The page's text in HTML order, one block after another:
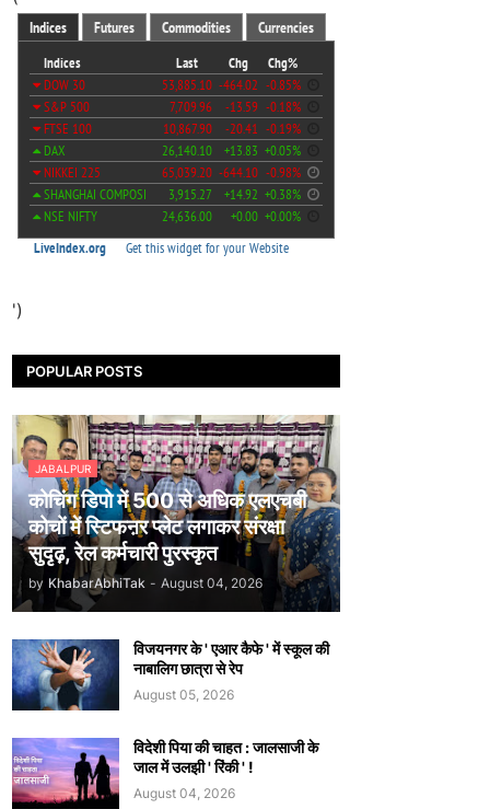
')
POPULAR POSTS
JABALPUR
कोचिंग डिपो में 500 से अधिक एलएचबी
कोचों में स्टिफऩर प्लेट लगाकर संरक्षा
सुदृढ़, रेल कर्मचारी पुरस्कृत
by KhabarAbhiTak - August 04, 2026
विजयनगर के ' एआर कैफे ' में स्कूल की
नाबालिग छात्रा से रेप
August 05, 2026
विदेशी पिया की चाहत : जालसाजी के
जाल में उलझी ' रिंकी ' !
August 04, 2026